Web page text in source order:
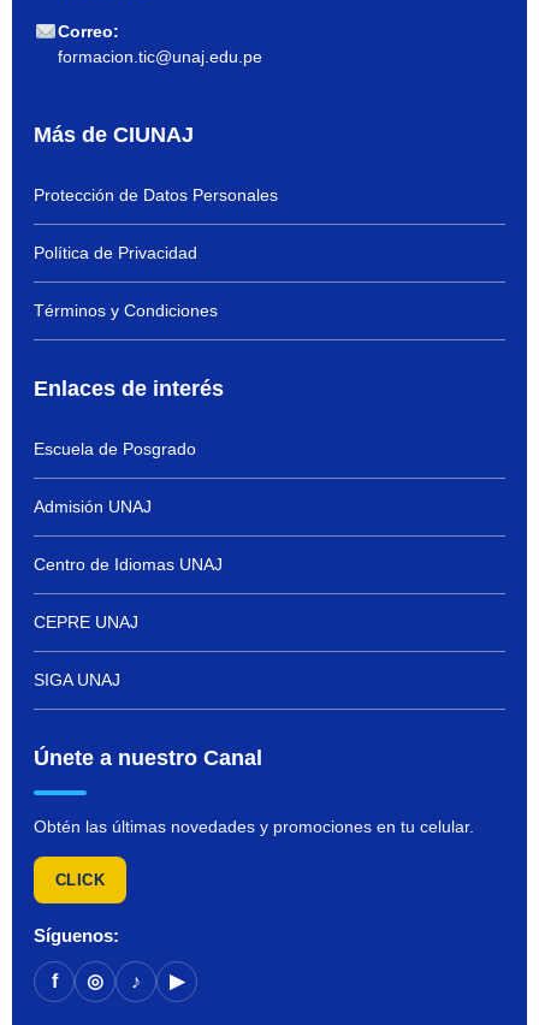
Correo:
formacion.tic@unaj.edu.pe
Más de CIUNAJ
Protección de Datos Personales
Política de Privacidad
Términos y Condiciones
Enlaces de interés
Escuela de Posgrado
Admisión UNAJ
Centro de Idiomas UNAJ
CEPRE UNAJ
SIGA UNAJ
Únete a nuestro Canal
Obtén las últimas novedades y promociones en tu celular.
CLICK
Síguenos:
f ◎ ♪ ▶